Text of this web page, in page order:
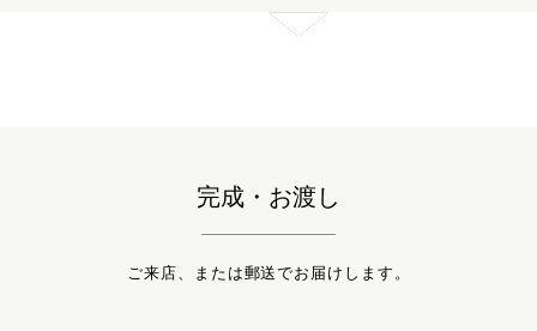
完成・お渡し
ご来店、または郵送でお届けします。